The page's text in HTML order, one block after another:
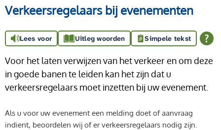
Verkeersregelaars bij evenementen
Lees voor Uitleg woorden Simpele tekst
Voor het laten verwijzen van het verkeer en om deze
in goede banen te leiden kan het zijn dat u
verkeersregelaars moet inzetten bij uw evenement.
Als u voor uw evenement een melding doet of aanvraag
indient, beoordelen wij of er verkeersregelaars nodig zijn.